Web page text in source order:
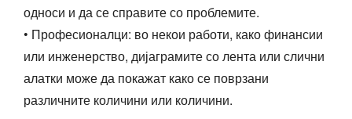
односи и да се справите со проблемите.
• Професионалци: во некои работи, како финансии
или инженерство, дијаграмите со лента или слични
алатки може да покажат како се поврзани
различните количини или количини.